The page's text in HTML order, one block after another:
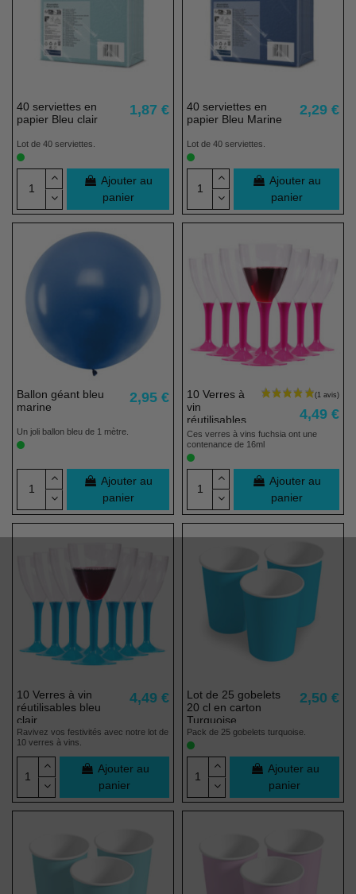
40 serviettes en
papier Bleu clair
1,87 €
Lot de 40 serviettes.
Ajouter au
panier
40 serviettes en
papier Bleu Marine
2,29 €
Lot de 40 serviettes.
Ajouter au
panier
Ballon géant bleu
marine
2,95 €
Un joli ballon bleu de 1 mètre.
Ajouter au
panier
10 Verres à
vin
réutilisables
fuchsia
4,49 €
Ces verres à vins fuchsia ont une
contenance de 16ml
Ajouter au
panier
10 Verres à vin
réutilisables bleu
clair
4,49 €
Ravivez vos festivités avec notre lot de
10 verres à vins.
Ajouter au
panier
Lot de 25 gobelets
20 cl en carton
Turquoise
2,50 €
Pack de 25 gobelets turquoise.
Ajouter au
panier